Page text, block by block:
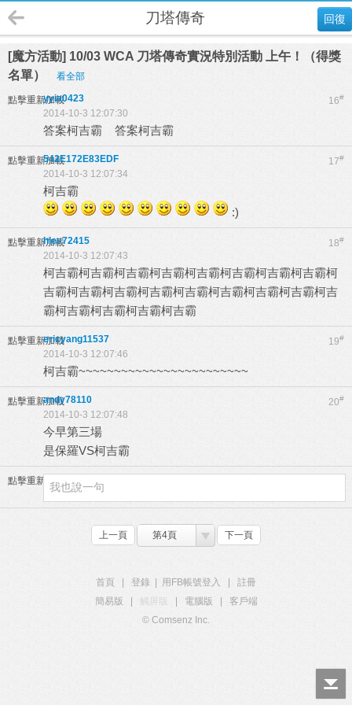
回復
刀塔傳奇
[魔方活動] 10/03 WCA 刀塔傳奇實況特別活動 上午！（得獎
名單）
看全部
點擊重新加載 16#
yyia0423
2014-10-3 12:07:30
答案柯吉霸 答案柯吉霸
點擊重新加載 17#
542E172E83EDF
2014-10-3 12:07:34
柯吉霸
:)
點擊重新加載 18#
hles72415
2014-10-3 12:07:43
柯吉霸柯吉霸柯吉霸柯吉霸柯吉霸柯吉霸柯吉霸柯吉霸柯
吉霸柯吉霸柯吉霸柯吉霸柯吉霸柯吉霸柯吉霸柯吉霸柯吉
霸柯吉霸柯吉霸柯吉霸柯吉霸
點擊重新加載 19#
ericyang11537
2014-10-3 12:07:46
柯吉霸~~~~~~~~~~~~~~~~~~~~~~~~
點擊重新加載 20#
andy78110
2014-10-3 12:07:48
今早第三場
是保羅VS柯吉霸
點擊重新加載
上一頁 第4頁 下一頁
首頁 登錄 用FB帳號登入
註冊
簡易版
觸屏版 電腦版
客戶端
© Comsenz Inc.